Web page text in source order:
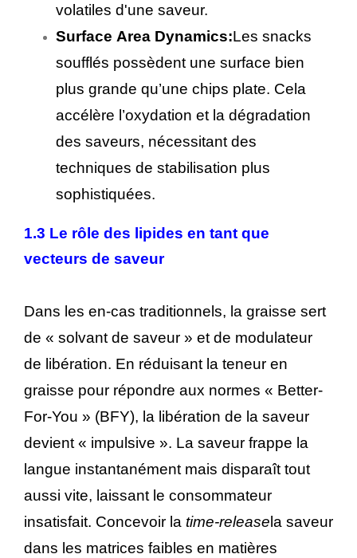
volatiles d'une saveur.
Surface Area Dynamics:Les snacks
soufflés possèdent une surface bien
plus grande qu’une chips plate. Cela
accélère l’oxydation et la dégradation
des saveurs, nécessitant des
techniques de stabilisation plus
sophistiquées.
1.3 Le rôle des lipides en tant que
vecteurs de saveur
Dans les en-cas traditionnels, la graisse sert
de « solvant de saveur » et de modulateur
de libération. En réduisant la teneur en
graisse pour répondre aux normes « Better-
For-You » (BFY), la libération de la saveur
devient « impulsive ». La saveur frappe la
langue instantanément mais disparaît tout
aussi vite, laissant le consommateur
insatisfait. Concevoir la time-release la saveur
dans les matrices faibles en matières